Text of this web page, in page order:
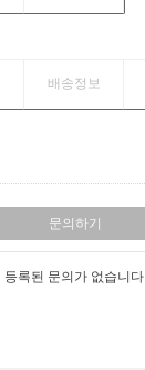
배송정보
문의하기
등록된 문의가 없습니다.